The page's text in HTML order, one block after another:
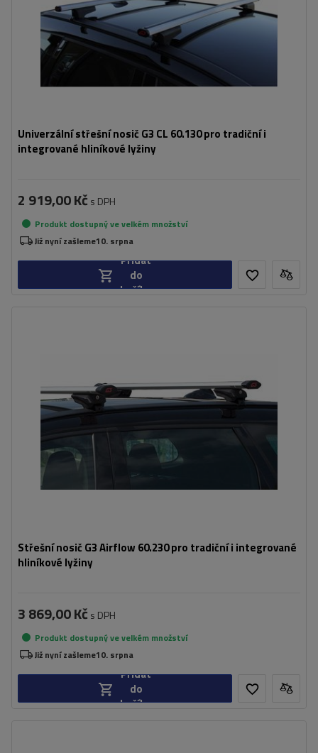
Univerzální střešní nosič G3 CL 60.130 pro tradiční i
integrované hliníkové lyžiny
2 919,00 Kč s DPH
Produkt dostupný ve velkém množství
Již nyní zašleme10. srpna
Přidat
do
košíku
Střešní nosič G3 Airflow 60.230 pro tradiční i integrované
hliníkové lyžiny
3 869,00 Kč s DPH
Produkt dostupný ve velkém množství
Již nyní zašleme10. srpna
Přidat
do
košíku